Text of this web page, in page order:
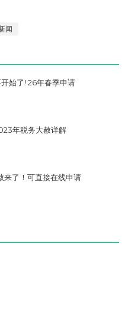
闻
始了! 26年春季申请
年税务大赦详解
来了！可直接在线申请